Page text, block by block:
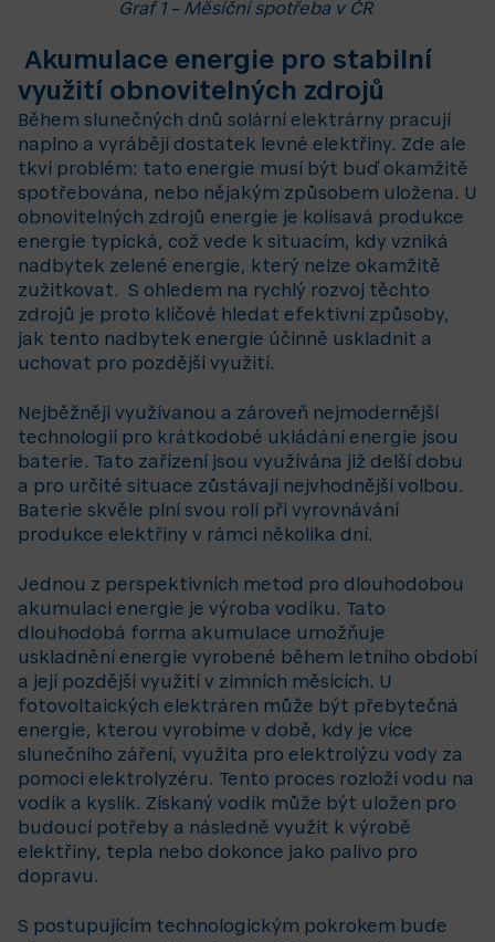
Graf 1 – Měsíční spotřeba v ČR
Akumulace energie pro stabilní
využití obnovitelných zdrojů
Během slunečných dnů solární elektrárny pracují
naplno a vyrábějí dostatek levné elektřiny. Zde ale
tkví problém: tato energie musí být buď okamžitě
spotřebována, nebo nějakým způsobem uložena. U
obnovitelných zdrojů energie je kolísavá produkce
energie typická, což vede k situacím, kdy vzniká
nadbytek zelené energie, který nelze okamžitě
zužitkovat. S ohledem na rychlý rozvoj těchto
zdrojů je proto klíčové hledat efektivní způsoby,
jak tento nadbytek energie účinně uskladnit a
uchovat pro pozdější využití.
Nejběžněji využívanou a zároveň nejmodernější
technologií pro krátkodobé ukládání energie jsou
baterie. Tato zařízení jsou využívána již delší dobu
a pro určité situace zůstávají nejvhodnější volbou.
Baterie skvěle plní svou roli při vyrovnávání
produkce elektřiny v rámci několika dní.
Jednou z perspektivních metod pro dlouhodobou
akumulaci energie je výroba vodíku. Tato
dlouhodobá forma akumulace umožňuje
uskladnění energie vyrobené během letního období
a její pozdější využití v zimních měsících. U
fotovoltaických elektráren může být přebytečná
energie, kterou vyrobíme v době, kdy je více
slunečního záření, využita pro elektrolýzu vody za
pomoci elektrolyzéru. Tento proces rozloží vodu na
vodík a kyslík. Získaný vodík může být uložen pro
budoucí potřeby a následně využit k výrobě
elektřiny, tepla nebo dokonce jako palivo pro
dopravu.
S postupujícím technologickým pokrokem bude